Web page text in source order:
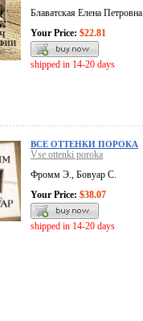
Блаватская Елена Петровна
Your Price: $22.81
shipped in 14-20 days
ВСЕ ОТТЕНКИ ПОРОКА
Vse ottenki poroka
Фромм Э., Бовуар С.
Your Price: $38.07
shipped in 14-20 days